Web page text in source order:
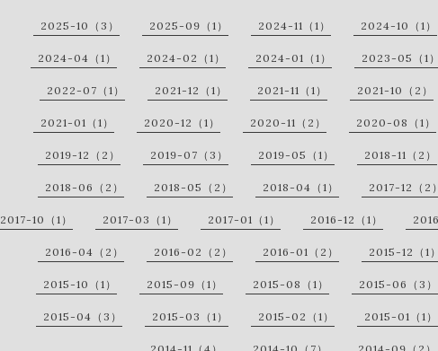
2025-10（3） 2025-09（1） 2024-11（1） 2024-10（1）
2024-04（1） 2024-02（1） 2024-01（1） 2023-05（1）
2022-07（1） 2021-12（1） 2021-11（1） 2021-10（2）
2021-01（1） 2020-12（1） 2020-11（2） 2020-08（1）
2019-12（2） 2019-07（3） 2019-05（1） 2018-11（2）
2018-06（2） 2018-05（2） 2018-04（1） 2017-12（2）
2017-10（1） 2017-03（1） 2017-01（1） 2016-12（1）
2016-04（2） 2016-02（2） 2016-01（2） 2015-12（1）
2015-10（1） 2015-09（1） 2015-08（1） 2015-06（3）
2015-04（3） 2015-03（1） 2015-02（1） 2015-01（1）